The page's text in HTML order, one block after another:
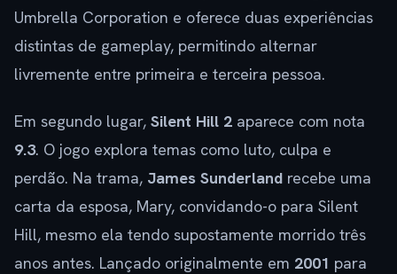
Umbrella Corporation e oferece duas experiências
distintas de gameplay, permitindo alternar
livremente entre primeira e terceira pessoa.
Em segundo lugar, Silent Hill 2 aparece com nota
9.3. O jogo explora temas como luto, culpa e
perdão. Na trama, James Sunderland recebe uma
carta da esposa, Mary, convidando-o para Silent
Hill, mesmo ela tendo supostamente morrido três
anos antes. Lançado originalmente em 2001 para